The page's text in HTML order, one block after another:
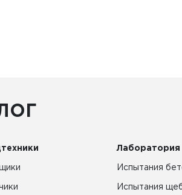
Лаборатория
Испытания
Испытания